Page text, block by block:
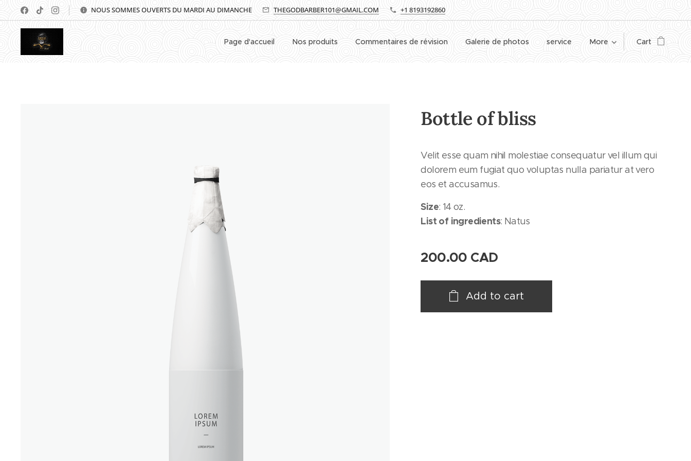
NOUS SOMMES OUVERTS DU MARDI AU DIMANCHE THEGODBARBER101@GMAIL.COM +1 8193192860
Page d'accueil Nos produits Commentaires de révision Galerie de photos service More Cart
Bottle of bliss
Velit esse quam nihil molestiae consequatur vel illum qui
dolorem eum fugiat quo voluptas nulla pariatur at vero
eos et accusamus.
Size: 14 oz.
List of ingredients: Natus
200.00 CAD
Add to cart